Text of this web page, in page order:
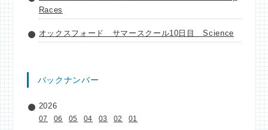
Races
オックスフォード サマースクール10日目 Science
バックナンバー
2026
07 06 05 04 03 02 01